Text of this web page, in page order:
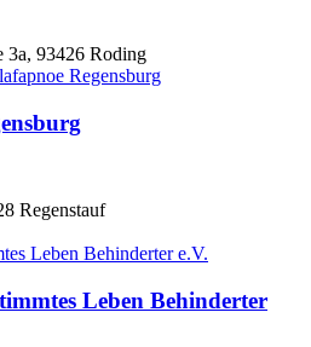
3a, 93426 Roding
Regenstauf
Leben Behinderter